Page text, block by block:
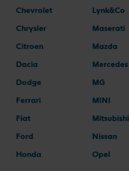
Chevrolet
Chrysler
Citroen
Dacia
Dodge
Ferrari
Fiat
Ford
Honda
Lynk&Co
Maserati
Mazda
Mercedes
MG
MINI
Mitsubishi
Nissan
Opel